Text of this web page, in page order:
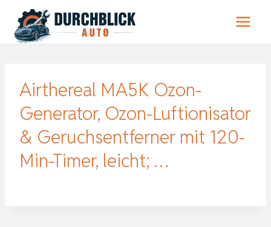
Inhalt
springen
Airthereal MA5K Ozon-
Generator, Ozon-Luftionisator
& Geruchsentferner mit 120-
Min-Timer, leicht; …